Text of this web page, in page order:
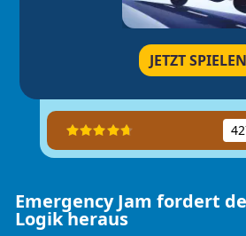
JETZT SPIELEN
Emergency Jam fordert
Logik heraus